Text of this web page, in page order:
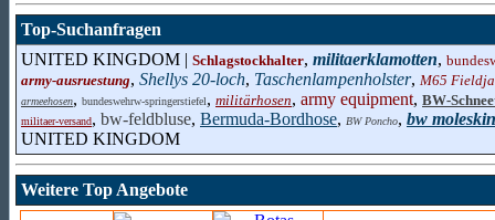
Top-Suchanfragen
UNITED KINGDOM | Schlagstockhalter, militaerklamotten,
army-ausruestung, Shellys 20-loch, Taschenlampenholster, M65
armeehosen, bundeswehrw-springerstiefel, militärhosen, army equipment, BW-
militaer-versand, bw-feldbluse, Bermuda-Bordhose, BW Poncho, bw
UNITED KINGDOM
Weitere Top Angebote